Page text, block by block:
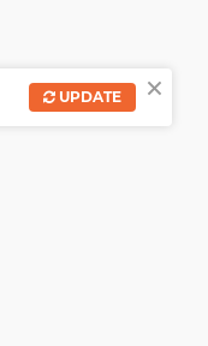
×
UPDATE